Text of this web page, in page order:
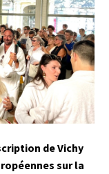
de Vichy
sur la